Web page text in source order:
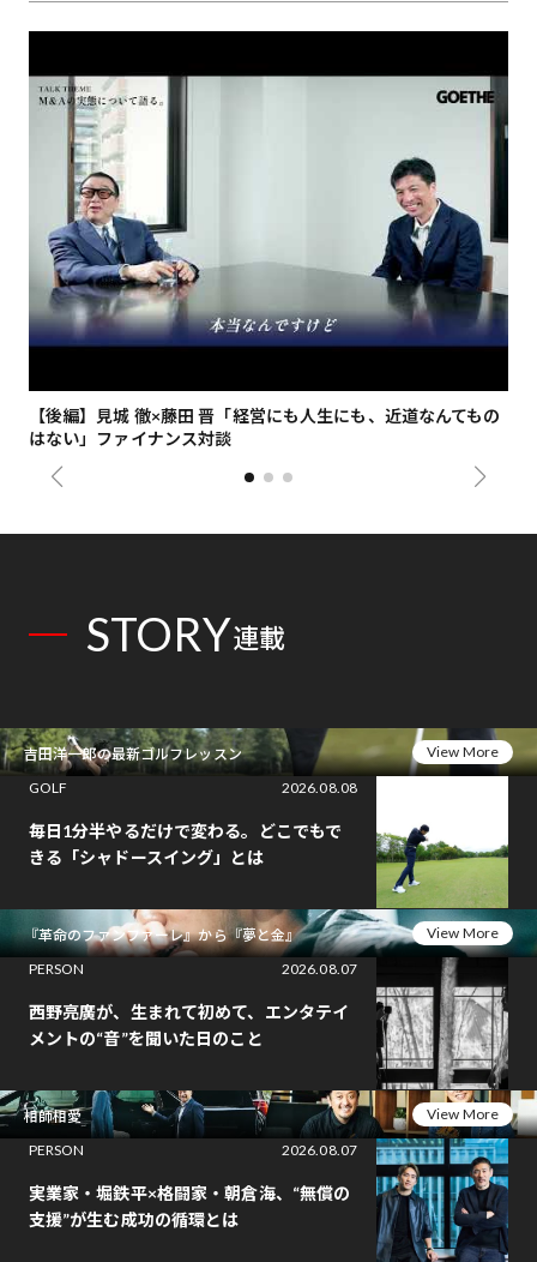
【後編】見城 徹×藤田 晋「経営にも人生にも、近道なんてもの
はない」ファイナンス対談
STORY連載
吉田洋一郎の最新ゴルフレッスン
View More
GOLF
2026.08.08
毎日1分半やるだけで変わる。どこでもで
きる「シャドースイング」とは
『革命のファンファーレ』から『夢と金』
View More
PERSON
2026.08.07
西野亮廣が、生まれて初めて、エンタテイ
メントの“音”を聞いた日のこと
相師相愛
View More
PERSON
2026.08.07
実業家・堀鉄平×格闘家・朝倉海、“無償の
支援”が生む成功の循環とは